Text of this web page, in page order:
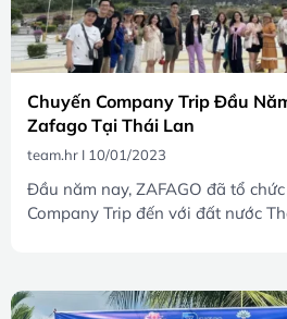
Chuyến Company Trip Đầu
Zafago Tại Thái Lan
team.hr 10/01/2023
Đầu năm nay, ZAFAGO đã tổ
Company Trip đến với đất nước